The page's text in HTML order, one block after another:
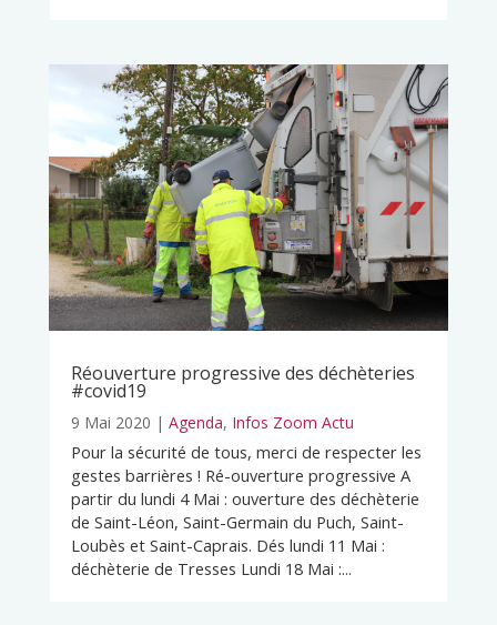
Réouverture progressive des déchèteries
#covid19
9 Mai 2020 | Agenda, Infos Zoom Actu
Pour la sécurité de tous, merci de respecter les
gestes barrières ! Ré-ouverture progressive A
partir du lundi 4 Mai : ouverture des déchèterie
de Saint-Léon, Saint-Germain du Puch, Saint-
Loubès et Saint-Caprais. Dés lundi 11 Mai :
déchèterie de Tresses Lundi 18 Mai :...